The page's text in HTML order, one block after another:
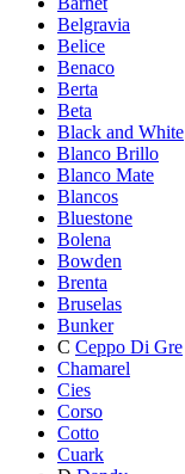
Belgravia
Belice
Benaco
Berta
Beta
Black and White
Blanco Brillo
Blanco Mate
Blancos
Bluestone
Bolena
Bowden
Brenta
Bruselas
Bunker
C Ceppo Di Gre
Chamarel
Cies
Corso
Cotto
Cuark